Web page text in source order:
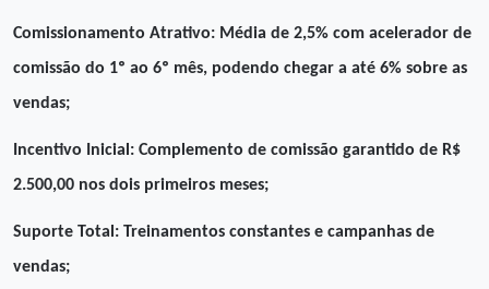
Comissionamento Atrativo: Média de 2,5% com acelerador de
comissão do 1º ao 6º mês, podendo chegar a até 6% sobre as
vendas;
Incentivo Inicial: Complemento de comissão garantido de R$
2.500,00 nos dois primeiros meses;
Suporte Total: Treinamentos constantes e campanhas de
vendas;